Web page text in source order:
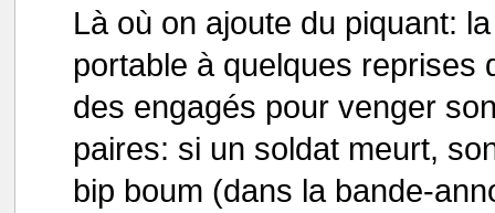
Là où on ajoute du piquant:
portable à quelques reprises
des engagés pour venger
paires: si un soldat meurt,
bip boum (dans la bande-